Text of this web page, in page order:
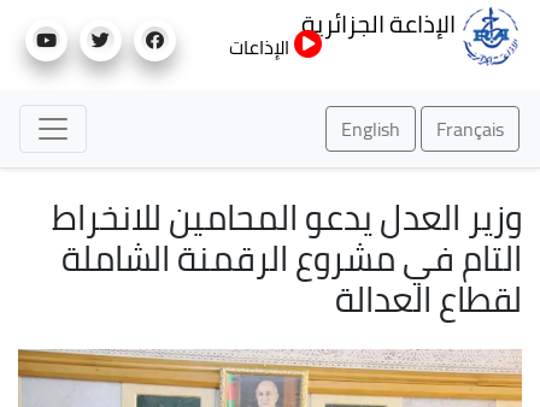
إلى
الإذاعة الجزائرية
الإذاعات
Français
English
وزير العدل يدعو المحامين للانخراط
التام في مشروع الرقمنة الشاملة
لقطاع العدالة